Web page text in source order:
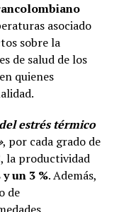
asociado
sobre la
de salud de los
quienes
estrés térmico
, por cada grado de
, la productividad
y un 3 %. Además,
de